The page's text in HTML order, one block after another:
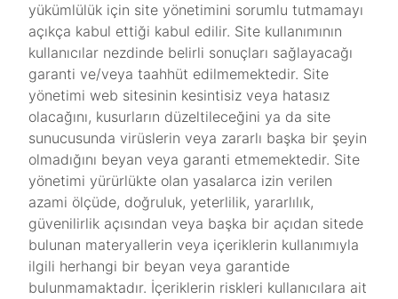
yükümlülük için site yönetimini sorumlu tutmamayı
açıkça kabul ettiği kabul edilir. Site kullanımının
kullanıcılar nezdinde belirli sonuçları sağlayacağı
garanti ve/veya taahhüt edilmemektedir. Site
yönetimi web sitesinin kesintisiz veya hatasız
olacağını, kusurların düzeltileceğini ya da site
sunucusunda virüslerin veya zararlı başka bir şeyin
olmadığını beyan veya garanti etmemektedir. Site
yönetimi yürürlükte olan yasalarca izin verilen
azami ölçüde, doğruluk, yeterlilik, yararlılık,
güvenilirlik açısından veya başka bir açıdan sitede
bulunan materyallerin veya içeriklerin kullanımıyla
ilgili herhangi bir beyan veya garantide
bulunmamaktadır. İçeriklerin riskleri kullanıcılara ait